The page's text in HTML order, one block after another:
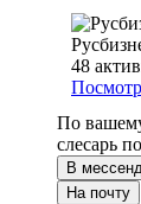
48
По
слесарь
В
На почту